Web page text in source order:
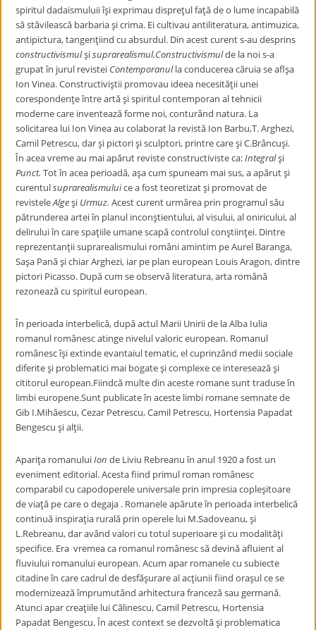
spiritul dadaismuluii îşi exprimau dispreţul faţă de o lume incapabilă
să stăvilească barbaria şi crima. Ei cultivau antiliteratura, antimuzica,
antipictura, tangenţiind cu absurdul. Din acest curent s-au desprins
constructivismulşisuprarealismul.Constructivismulde la noi s-a
grupat în jurul revistei Contemporanulla conducerea căruia se aflşa
Ion Vinea. Constructiviştii promovau ideea necesităţii unei
corespondenţe între artă şi spiritul contemporan al tehnicii
moderne care inventează forme noi, conturând natura. La
solicitarea lui Ion Vinea au colaborat la revistă Ion Barbu,T. Arghezi,
Camil Petrescu, dar şi pictori şi sculptori, printre care şi C.Brâncuşi.
În acea vreme au mai apărut reviste constructiviste ca:Integralşi
Punct. Tot în acea perioadă, aşa cum spuneam mai sus, a apărut şi
curentulsuprarealismuluice a fost teoretizat şi promovat de
revisteleAlgeşi Urmuz. Acest curent urmărea prin programul său
pătrunderea artei în planul inconştientului, al visului, al oniricului, al
delirului în care spaţiile umane scapă controlul conştiinţei. Dintre
reprezentanţii suprarealismului români amintim pe Aurel Baranga,
Saşa Pană şi chiar Arghezi, iar pe plan european Louis Aragon, dintre
pictori Picasso. După cum se observă literatura, arta română
rezonează cu spiritul european.
În perioada interbelică, după actul Marii Unirii de la Alba Iulia
romanul românesc atinge nivelul valoric european. Romanul
românesc îşi extinde evantaiul tematic, el cuprinzând medii sociale
diferite şi problematici mai bogate şi complexe ce interesează şi
cititorul european.Fiindcă multe din aceste romane sunt traduse în
limbi europene.Sunt publicate în aceste limbi romane semnate de
Gib I.Mihăescu, Cezar Petrescu, Camil Petrescu, Hortensia Papadat
Bengescu şi alţii.
Apariţa romanuluiIon de Liviu Rebreanu în anul 1920 a fost un
eveniment editorial. Acesta fiind primul roman românesc
comparabil cu capodoperele universale prin impresia copleşitoare
de viaţă pe care o degaja . Romanele apărute în perioada interbelică
continuă inspiraţia rurală prin operele lui M.Sadoveanu, şi
L.Rebreanu, dar având valori cu totul superioare şi cu modalităţi
specifice. Era vremea ca romanul românesc să devină afluient al
fluviului romanului european. Acum apar romanele cu subiecte
citadine în care cadrul de desfăşurare al acţiunii fiind oraşul ce se
modernizează împrumutând arhitectura franceză sau germană.
Atunci apar creaţiile lui Călinescu, Camil Petrescu, Hortensia
Papadat Bengescu. În acest context se dezvoltă şi problematica